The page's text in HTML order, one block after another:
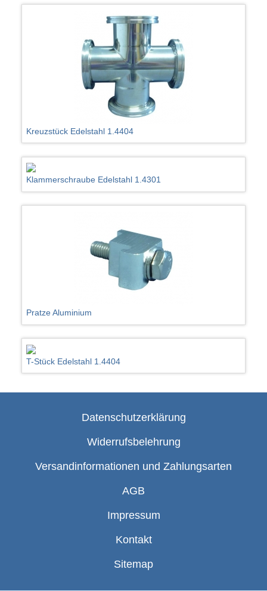
Kreuzstück Edelstahl 1.4404
Klammerschraube Edelstahl 1.4301
Pratze Aluminium
T-Stück Edelstahl 1.4404
Datenschutzerklärung
Widerrufsbelehrung
Versandinformationen und Zahlungsarten
AGB
Impressum
Kontakt
Sitemap